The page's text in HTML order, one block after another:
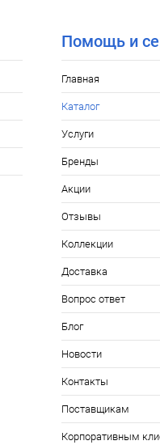
Помощь и
Главная
Каталог
Услуги
Бренды
Акции
Отзывы
Коллекции
Доставка
Вопрос ответ
Блог
Новости
Контакты
Поставщикам
Корпоративным